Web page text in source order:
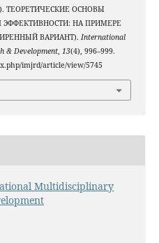
ТЕОРЕТИЧЕСКИЕ ОСНОВЫ
НА ПРИМЕРЕ
ВАРИАНТ). International
& Development, 13(4), 996–999.
imjrd/article/view/5745
Multidisciplinary